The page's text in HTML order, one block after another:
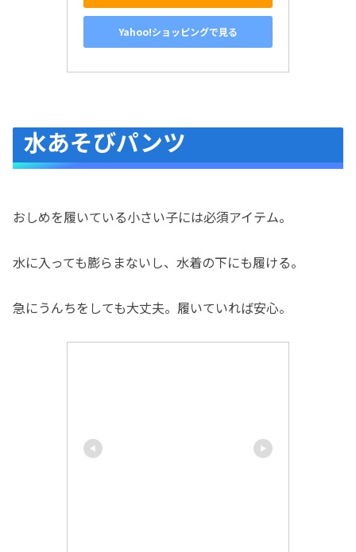
Yahoo!ショッピングで見る
水あそびパンツ
おしめを履いている小さい子には必須アイテム。
水に入っても膨らまないし、水着の下にも履ける。
急にうんちをしても大丈夫。履いていれば安心。